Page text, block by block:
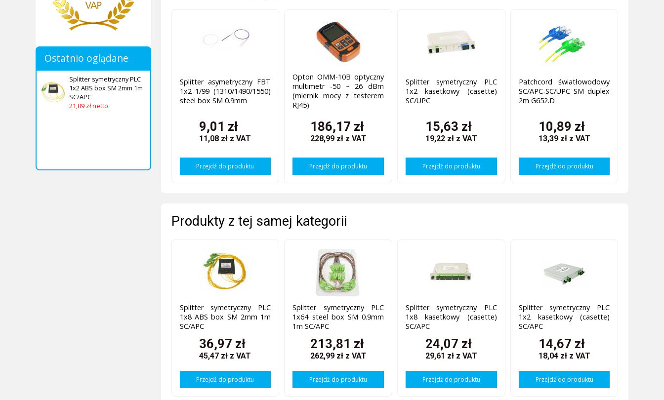
Ostatnio oglądane
Splitter symetryczny PLC
1x2 ABS box SM 2mm 1m
SC/APC
21,09 zł netto
Splitter asymetryczny FBT
1x2 1/99 (1310/1490/1550)
steel box SM 0.9mm
9,01 zł
11,08 zł z VAT
Przejdź do produktu
Opton OMM-10B optyczny
multimetr -50 ~ 26 dBm
(miernik mocy z testerem
RJ45)
186,17 zł
228,99 zł z VAT
Przejdź do produktu
Splitter symetryczny PLC
1x2 kasetkowy (casette)
SC/UPC
15,63 zł
19,22 zł z VAT
Przejdź do produktu
Patchcord światłowodowy
SC/APC-SC/UPC SM duplex
2m G652.D
10,89 zł
13,39 zł z VAT
Przejdź do produktu
Produkty z tej samej kategorii
Splitter symetryczny PLC
1x8 ABS box SM 2mm 1m
SC/APC
36,97 zł
45,47 zł z VAT
Przejdź do produktu
Splitter symetryczny PLC
1x64 steel box SM 0.9mm
1m SC/APC
213,81 zł
262,99 zł z VAT
Przejdź do produktu
Splitter symetryczny PLC
1x8 kasetkowy (casette)
SC/APC
24,07 zł
29,61 zł z VAT
Przejdź do produktu
Splitter symetryczny PLC
1x2 kasetkowy (casette)
SC/APC
14,67 zł
18,04 zł z VAT
Przejdź do produktu